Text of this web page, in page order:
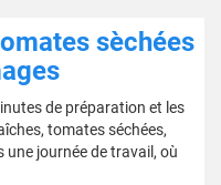
sèchées
de préparation et les
tomates séchées,
une journée de travail, où